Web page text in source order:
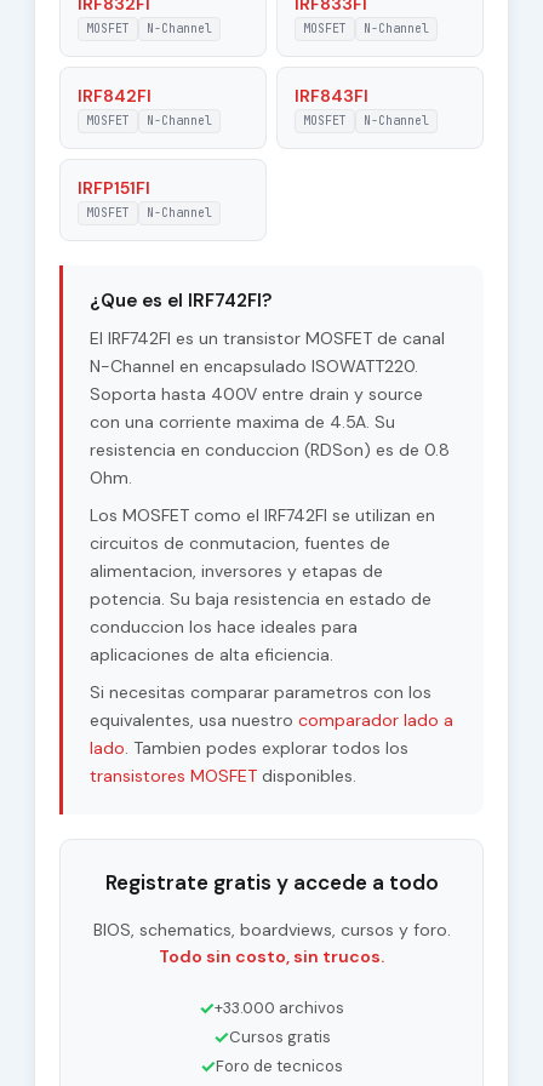
MOSFET N-Channel MOSFET N-Channel
IRF842FI
MOSFET N-Channel
IRF843FI
MOSFET N-Channel
IRFP151FI
MOSFET N-Channel
¿Que es el IRF742FI?
El IRF742FI es un transistor MOSFET de canal
N-Channel en encapsulado ISOWATT220.
Soporta hasta 400V entre drain y source
con una corriente maxima de 4.5A. Su
resistencia en conduccion (RDSon) es de 0.8
Ohm.
Los MOSFET como el IRF742FI se utilizan en
circuitos de conmutacion, fuentes de
alimentacion, inversores y etapas de
potencia. Su baja resistencia en estado de
conduccion los hace ideales para
aplicaciones de alta eficiencia.
Si necesitas comparar parametros con los
equivalentes, usa nuestro comparador lado a
lado. Tambien podes explorar todos los
transistores MOSFETdisponibles.
Registrate gratis y accede a todo
BIOS, schematics, boardviews, cursos y foro.
Todo sin costo, sin trucos.
✓+33.000 archivos
✓Cursos gratis
✓Foro de tecnicos